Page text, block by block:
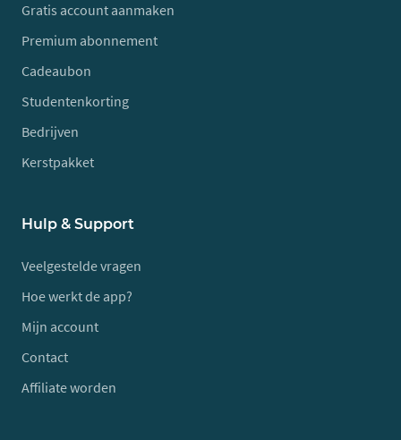
Gratis account aanmaken
Premium abonnement
Cadeaubon
Studentenkorting
Bedrijven
Kerstpakket
Hulp & Support
Veelgestelde vragen
Hoe werkt de app?
Mijn account
Contact
Affiliate worden